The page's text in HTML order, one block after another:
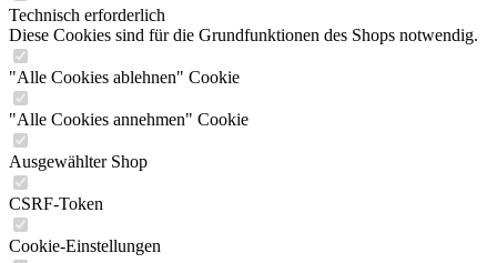
Technisch erforderlich
Diese Cookies sind für die Grundfunktionen des Shops notwendig.
"Alle Cookies ablehnen" Cookie
"Alle Cookies annehmen" Cookie
Ausgewählter Shop
CSRF-Token
Cookie-Einstellungen